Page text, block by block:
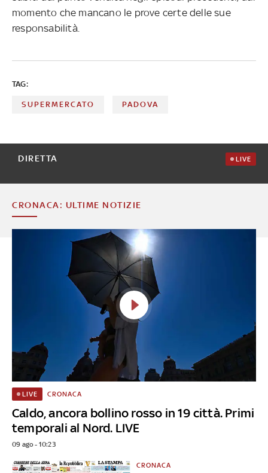
momento che mancano le prove certe delle sue
responsabilità.
TAG:
SUPERMERCATO PADOVA
DIRETTA LIVE
CRONACA: ULTIME NOTIZIE
Caldo, ancora bollino rosso in 19 città. Primi
temporali al Nord. LIVE
LIVE CRONACA
09 ago - 10:23
CRONACA